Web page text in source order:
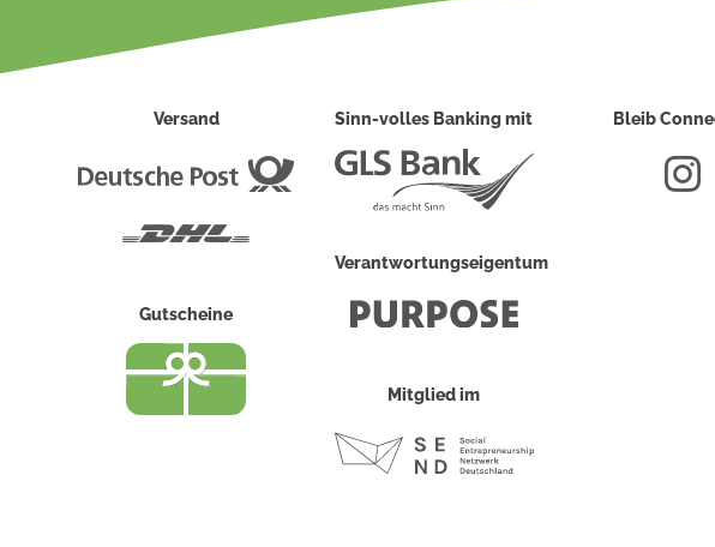
Versand
Deutsche
Gutscheine
Sinn-volles Banking mit
Verantwortungseigentum
Mitglied im
Bleib